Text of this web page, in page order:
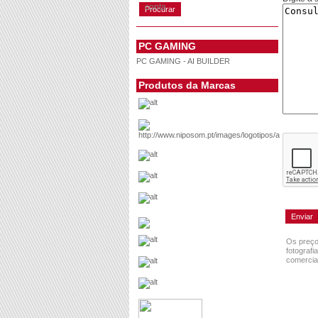
conta
PC GAMING
PC GAMING - AI BUILDER
Produtos da Marcas
Os